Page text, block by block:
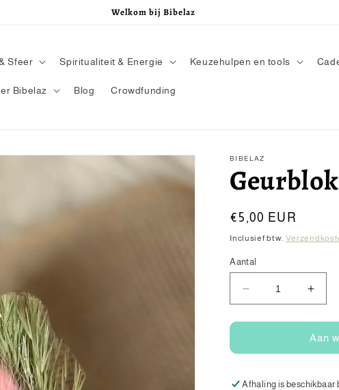
Welkom bij Bibelaz
Sfeer Spiritualiteit & Energie Keuzehulpen en tools
Bibelaz Blog Crowdfunding
BIBELAZ
Normale
prijs
€5,00 EUR
Inclusief btw.
Aantal
Aantal
verlagen
voor
Sweet
Aantal
voor
Aan
Afhaling is beschikbaar